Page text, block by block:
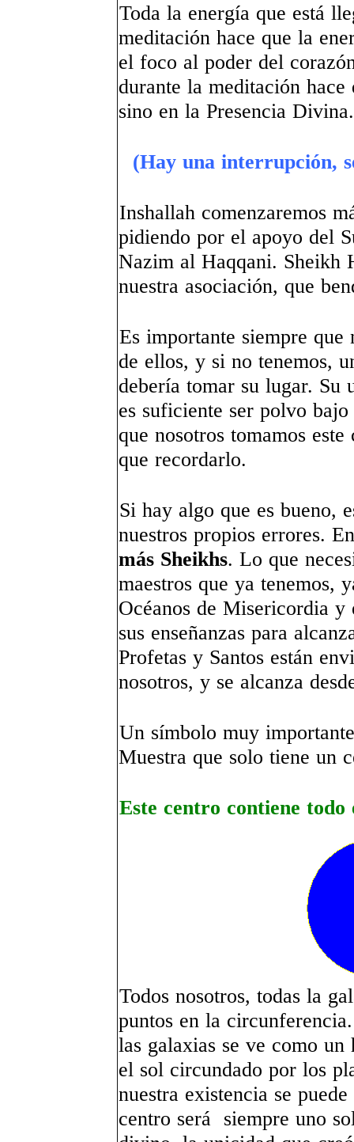
Toda la energía que está
meditación hace que la
el foco al poder del
durante la meditación
sino en la Presencia Divina.
(Hay una interrupción,
Inshallah comenzaremos
pidiendo por el apoyo del
Nazim al Haqqani. Sheikh
nuestra asociación, que
Es importante siempre
de ellos, y si no tenemos,
debería tomar su lugar. Su
es suficiente ser polvo bajo
que nosotros tomamos
que recordarlo.
Si hay algo que es bueno,
nuestros propios errores.
más Sheikhs. Lo que
maestros que ya tenemos,
Océanos de Misericordia y
sus enseñanzas para
Profetas y Santos están
nosotros, y se alcanza
Un símbolo muy
Muestra que solo tiene un
Este centro contiene todo
Todos nosotros, todas la
puntos en la
las galaxias se ve como
el sol circundado por los
nuestra existencia se
centro será siempre uno